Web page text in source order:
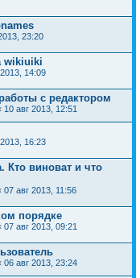
23:20
wikiuiki
14:09
с редактором
10 авг 2013, 12:51
16:23
Кто виноват и что
07 авг 2013, 11:56
порядке
07 авг 2013, 09:21
06 авг 2013, 23:24